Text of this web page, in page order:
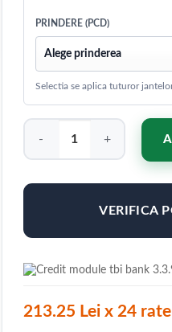
PRINDERE (PCD)
Selectia se aplica tuturor
Cantitate Concaver CVR4
VERIFICA
213.25 Lei x 24 rate